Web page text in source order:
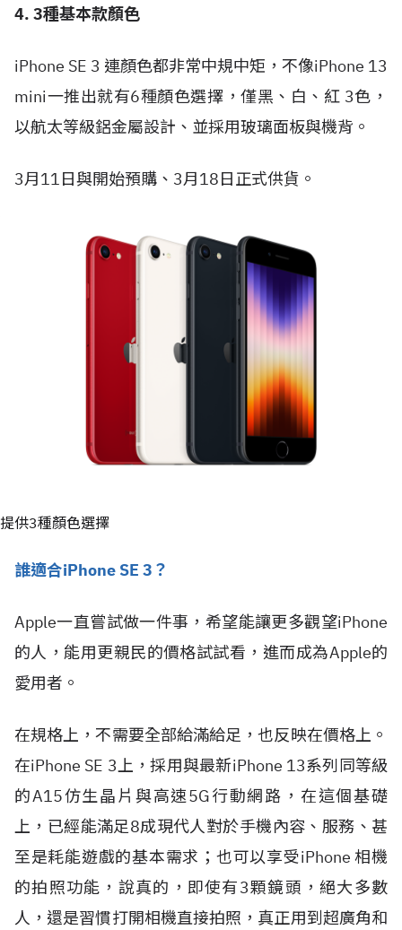
4. 3種基本款顏色
iPhone SE 3 連顏色都非常中規中矩，不像iPhone 13
mini一推出就有6種顏色選擇，僅黑、白、紅 3色，
以航太等級鋁金屬設計、並採用玻璃面板與機背。
3月11日與開始預購、3月18日正式供貨。
提供3種顏色選擇
誰適合iPhone SE 3？
Apple一直嘗試做一件事，希望能讓更多觀望iPhone
的人，能用更親民的價格試試看，進而成為Apple的
愛用者。
在規格上，不需要全部給滿給足，也反映在價格上。
在iPhone SE 3上，採用與最新iPhone 13系列同等級
的A15仿生晶片與高速5G行動網路，在這個基礎
上，已經能滿足8成現代人對於手機內容、服務、甚
至是耗能遊戲的基本需求；也可以享受iPhone 相機
的拍照功能，說真的，即使有3顆鏡頭，絕大多數
人，還是習慣打開相機直接拍照，真正用到超廣角和